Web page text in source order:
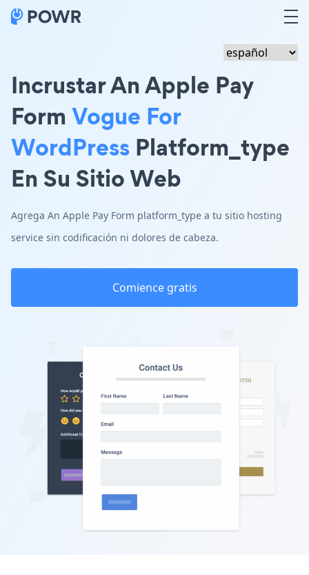
Incrustar An Apple Pay
Form Vogue For
WordPress Platform_type
En Su Sitio Web
Agrega An Apple Pay Form platform_type a tu sitio hosting
service sin codificación ni dolores de cabeza.
Comience gratis